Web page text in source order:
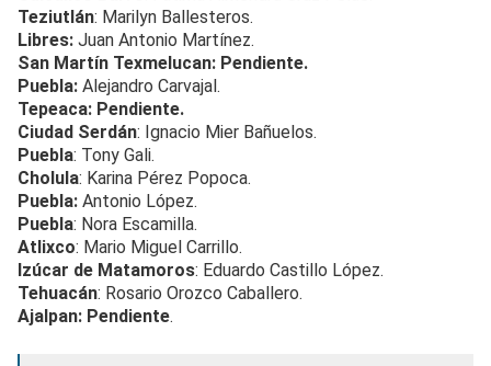
Teziutlán: Marilyn Ballesteros.
Libres: Juan Antonio Martínez.
San Martín Texmelucan: Pendiente.
Puebla: Alejandro Carvajal.
Tepeaca: Pendiente.
Ciudad Serdán: Ignacio Mier Bañuelos.
Puebla: Tony Gali.
Cholula: Karina Pérez Popoca.
Puebla: Antonio López.
Puebla: Nora Escamilla.
Atlixco: Mario Miguel Carrillo.
Izúcar de Matamoros: Eduardo Castillo López.
Tehuacán: Rosario Orozco Caballero.
Ajalpan: Pendiente.